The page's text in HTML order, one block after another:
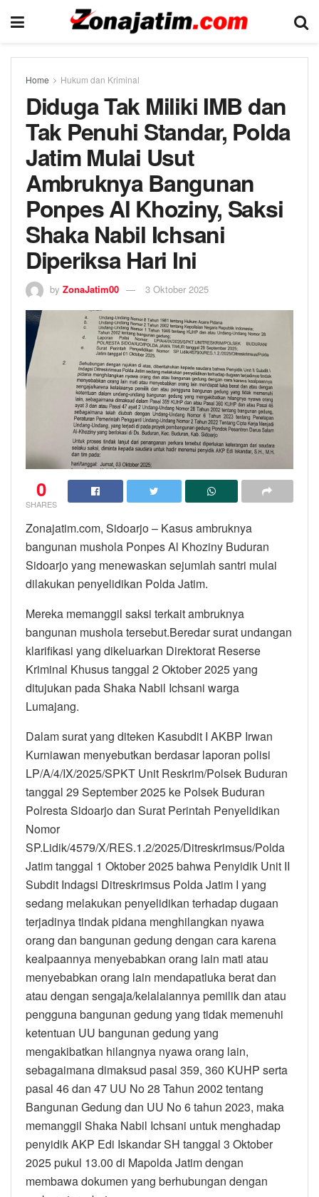
Home Hukum dan Kriminal
Diduga Tak Miliki IMB dan
Tak Penuhi Standar, Polda
Jatim Mulai Usut
Ambruknya Bangunan
Ponpes Al Khoziny, Saksi
Shaka Nabil Ichsani
Diperiksa Hari Ini
by ZonaJatim00 3 Oktober 2025
0
SHARES
Zonajatim.com, Sidoarjo – Kasus ambruknya
bangunan mushola Ponpes Al Khoziny Buduran
Sidoarjo yang menewaskan sejumlah santri mulai
dilakukan penyelidikan Polda Jatim.
Mereka memanggil saksi terkait ambruknya
bangunan mushola tersebut.Beredar surat undangan
klarifikasi yang dikeluarkan Direktorat Reserse
Kriminal Khusus tanggal 2 Oktober 2025 yang
ditujukan pada Shaka Nabil Ichsani warga
Lumajang.
Dalam surat yang diteken Kasubdit I AKBP Irwan
Kurniawan menyebutkan berdasar laporan polisi
LP/A/4/IX/2025/SPKT Unit Reskrim/Polsek Buduran
tanggal 29 September 2025 ke Polsek Buduran
Polresta Sidoarjo dan Surat Perintah Penyelidikan
Nomor
SP.Lidik/4579/X/RES.1.2/2025/Ditreskrimsus/Polda
Jatim tanggal 1 Oktober 2025 bahwa Penyidik Unit II
Subdit Indagsi Ditreskrimsus Polda Jatim I yang
sedang melakukan penyelidikan terhadap dugaan
terjadinya tindak pidana menghilangkan nyawa
orang dan bangunan gedung dengan cara karena
kealpaannya menyebabkan orang lain mati atau
menyebabkan orang lain mendapatluka berat dan
atau dengan sengaja/kelalaiannya pemilik dan atau
pengguna bangunan gedung yang tidak memenuhi
ketentuan UU bangunan gedung yang
mengakibatkan hilangnya nyawa orang lain,
sebagaimana dimaksud pasal 359, 360 KUHP serta
pasal 46 dan 47 UU No 28 Tahun 2002 tentang
Bangunan Gedung dan UU No 6 tahun 2023, maka
memanggil Shaka Nabil Ichsani untuk menghadap
penyidik AKP Edi Iskandar SH tanggal 3 Oktober
2025 pukul 13.00 di Mapolda Jatim dengan
membawa dokumen yang berhubungan dengan